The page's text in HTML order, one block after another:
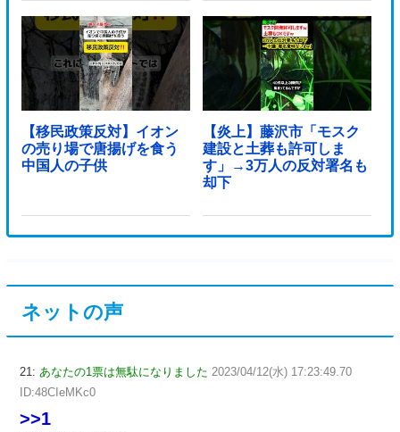
【移民政策反対】イオン
の売り場で唐揚げを食う
中国人の子供
【炎上】藤沢市「モスク
建設と土葬も許可しま
す」→3万人の反対署名も
却下
ネットの声
21: あなたの1票は無駄になりました 2023/04/12(水) 17:23:49.70
ID:48CIeMKc0
>>1